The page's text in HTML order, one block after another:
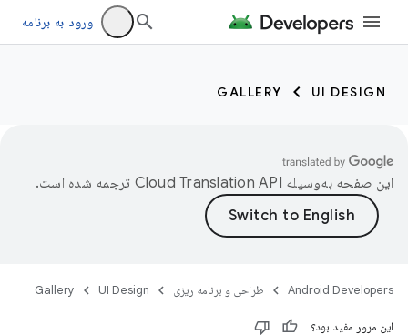
ورود به برنامه
UI DESIGN
GALLERY
این صفحه به‌وسیله ترجمه شده است.
Android Developers طراحی و برنامه ریزی UI Design
Gallery
این مرور مفید بود؟